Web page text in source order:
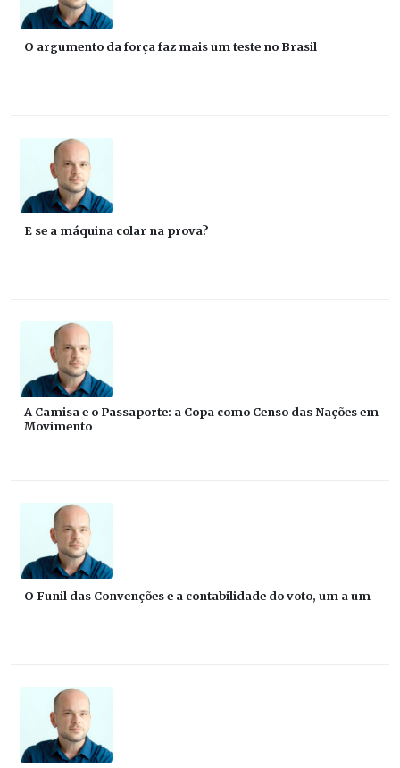
O argumento da força faz mais um teste no Brasil
E se a máquina colar na prova?
A Camisa e o Passaporte: a Copa como Censo das Nações em
Movimento
O Funil das Convenções e a contabilidade do voto, um a um